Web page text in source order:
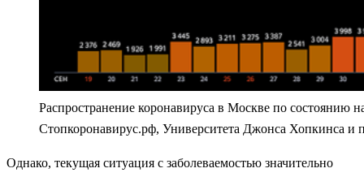
Распространение коронавируса в Москве по состоянию
Стопкоронавирус.рф, Университета Джонса Хопкинса и
Однако, текущая ситуация с заболеваемостью значительно